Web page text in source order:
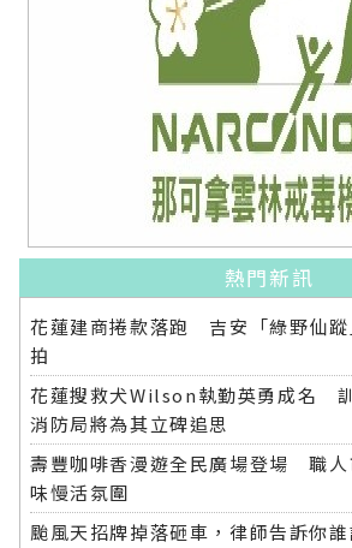
熱門新訊
花蓮建商捲款落跑 吉安「綠野仙蹤
拍
花蓮搜救犬Wilson執勤英勇成名
消防局將為其立碑追思
壽豐咖啡香漫遊全民廣場登場 職人
味慢活氛圍
颱風天招牌掉落砸車，律師告訴你